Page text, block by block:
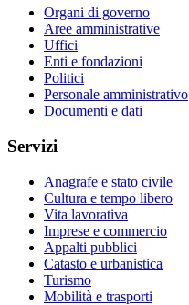
Organi di governo
Aree amministrative
Uffici
Enti e fondazioni
Politici
Personale amministrativo
Documenti e dati
Servizi
Anagrafe e stato civile
Cultura e tempo libero
Vita lavorativa
Imprese e commercio
Appalti pubblici
Catasto e urbanistica
Turismo
Mobilità e trasporti